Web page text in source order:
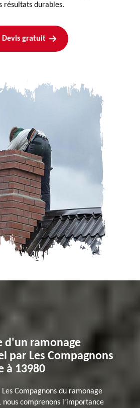
résultats durables.
Devis gratuit
d'un ramonage
par Les Compagnons
à 13980
Compagnons du ramonage
nous comprenons l'importance